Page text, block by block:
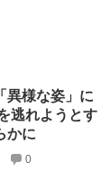
異様な姿」に
逃れようとす
かに
0